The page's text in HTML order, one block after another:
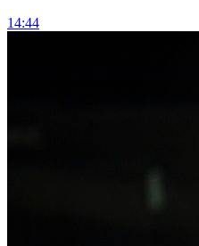
14:44